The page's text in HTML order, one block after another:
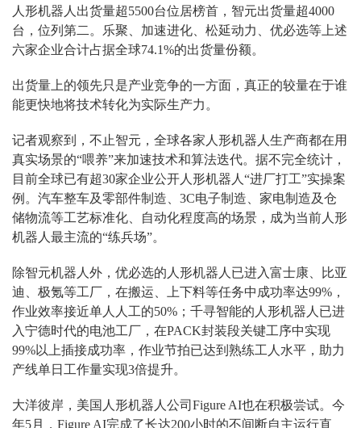
人形机器人出货量超5500台位居榜首，智元出货量超4000
台，位列第二。乐聚、加速进化、松延动力、优必选等上述
六家企业合计占据全球74.1%的出货量份额。
出货量上的领先只是产业竞争的一方面，真正的较量在于谁
能更快地将技术转化为实际生产力。
记者观察到，不止智元，全球各家人形机器人生产商都在用
真实场景的“喂养”来加速技术和算法迭代。据不完全统计，
目前全球已有超30家企业公开人形机器人“进厂打工”实操案
例。汽车整车及零部件制造、3C电子制造、家电制造及仓
储物流等工艺标准化、自动化程度高的场景，成为当前人形
机器人最主流的“练兵场”。
除智元机器人外，优必选的人形机器人已进入富士康、比亚
迪、极氪等工厂，在搬运、上下料等任务中成功率达99%，
作业效率接近单人人工的50%；千寻智能的人形机器人已进
入宁德时代的电池工厂，在PACK封装段关键工序中实现
99%以上插接成功率，作业节拍已达到熟练工人水平，助力
产线单日工作量实现3倍提升。
大洋彼岸，美国人形机器人公司Figure AI也在积极尝试。今
年5月，Figure AI完成了长达200小时的不间断自主运行直